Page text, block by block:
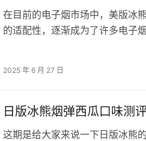
在目前的电子烟市场中，美版冰
的适配性，逐渐成为了许多电子
2025 年 6 月 27 日
日版冰熊烟弹西瓜口味测
这期是给大家来说一下日版冰熊